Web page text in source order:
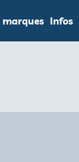
marques Infos